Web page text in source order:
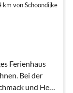
km von Schoondijke
Ferienhaus
Bei der
und Herz